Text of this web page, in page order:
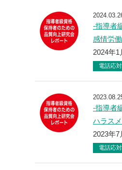
-指導者
感情労
2024年
電話応
-指導者
ハラス
2023年
電話応